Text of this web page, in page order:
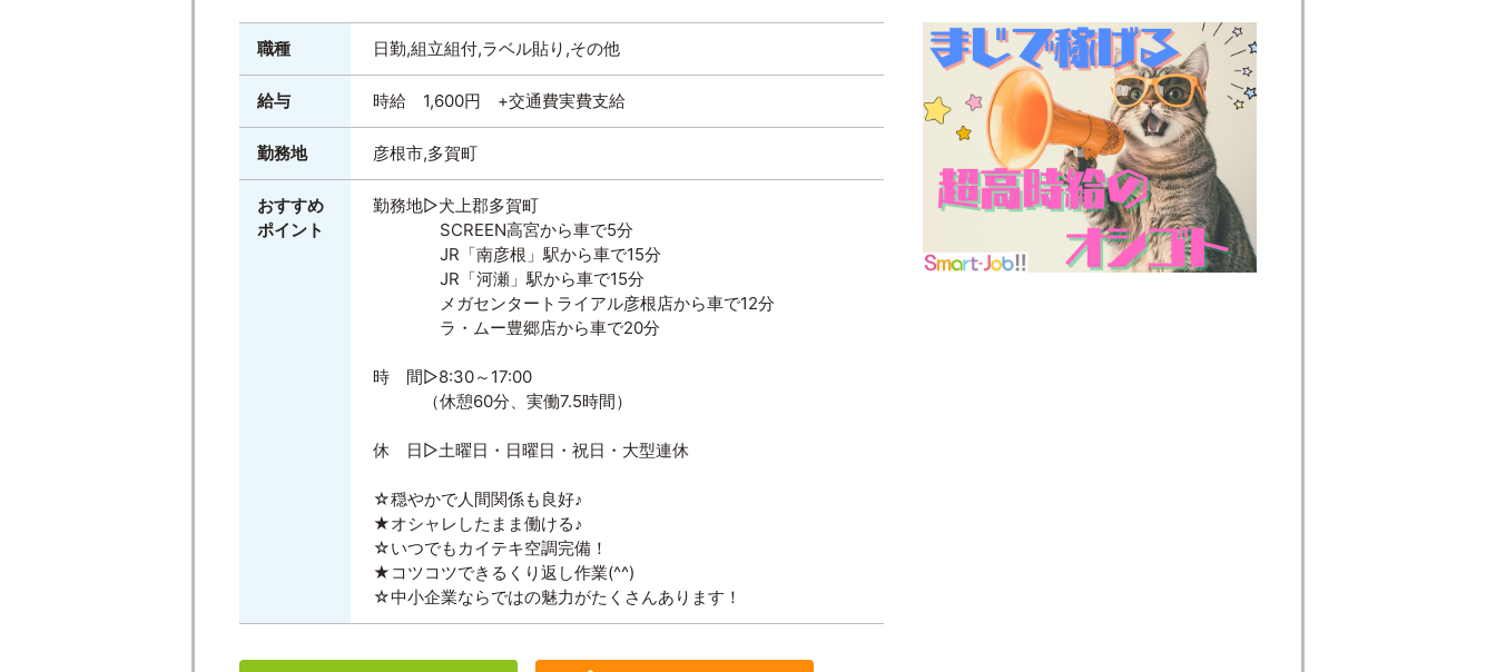
職種 日勤,組立組付,ラベル貼り,その他
給与 時給 1,600円 +交通費実費支給
勤務地 彦根市,多賀町
おすすめ
ポイント
勤務地▷犬上郡多賀町
SCREEN高宮から車で5分
JR「南彦根」駅から車で15分
JR「河瀬」駅から車で15分
メガセンタートライアル彦根店から車で12分
ラ・ムー豊郷店から車で20分
時 間▷8:30～17:00
（休憩60分、実働7.5時間）
休 日▷土曜日・日曜日・祝日・大型連休
☆穏やかで人間関係も良好♪
★オシャレしたまま働ける♪
☆いつでもカイテキ空調完備！
★コツコツできるくり返し作業(^^)
☆中小企業ならではの魅力がたくさんあります！